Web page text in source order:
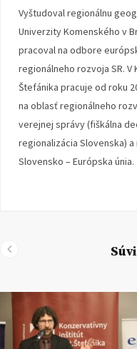
Vyštudoval regionálnu
Univerzity Komenského v
pracoval na odbore
regionálneho rozvoja SR.
Štefánika pracuje od roku
na oblasť regionálneho
verejnej správy (fiškálna
regionalizácia Slovenska)
Slovensko – Európska únia.